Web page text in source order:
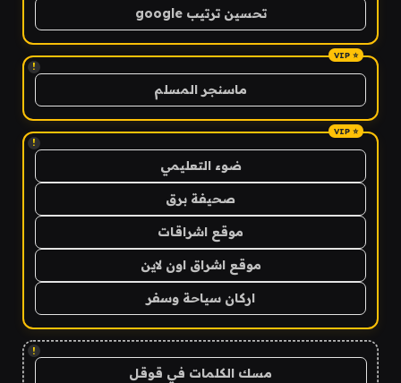
تحسين ترتيب google
!
ماسنجر المسلم
!
ضوء التعليمي
صحيفة برق
موقع اشراقات
موقع اشراق اون لاين
اركان سياحة وسفر
!
مسك الكلمات في قوقل